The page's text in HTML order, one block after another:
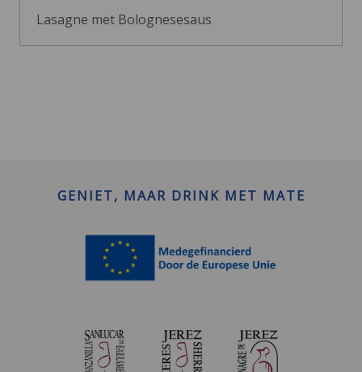
Lasagne met Bolognesesaus
GENIET, MAAR DRINK MET MATE